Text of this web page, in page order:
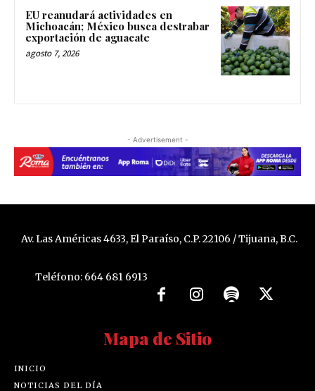
EU reanudará actividades en
Michoacán; México busca destrabar
exportación de aguacate
agosto 7, 2026
- Advertisement -
Av. Las Américas 4633, El Paraíso, C.P. 22106 / Tijuana, B.C.
Teléfono: 664 681 6913
Mapa de Sitio
INICIO
NOTICIAS DEL DÍA